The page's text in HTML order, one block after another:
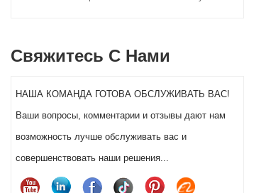
Хэллоуин действительно выделялся в этом
Свяжитесь С Нами
НАША КОМАНДА ГОТОВА ОБСЛУЖИВАТЬ ВАС!
Ваши вопросы, комментарии и отзывы дают нам
возможность лучше обслуживать вас и
совершенствовать наши решения...